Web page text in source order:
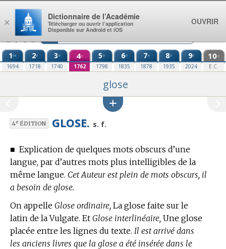
Aller au contenu
1re
1694
2e
1718
3e
1740
4e
1762
5e
1798
6e
1835
7e
1878
8e
1935
9e
2024
10e
E.C.
glose
4eÉDITION GLOSE. s. f.
■ Explication de quelques mots obscurs d’une
langue, par d’autres mots plus intelligibles de la
même langue. Cet Auteur est plein de mots obscurs, il
a besoin de glose.
On appelle Glose ordinaire, La glose faite sur le
latin de la Vulgate. Et Glose interlinéaire, Une glose
placée entre les lignes du texte. Il est arrivé dans
les anciens livres que la glose a été insérée dans le
×
Dictionnaire de l’Académie
Télécharger ou ouvrir l’application
Disponible sur Android et iOS
OUVRIR